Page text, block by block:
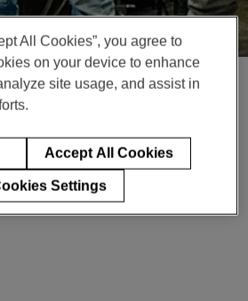
持续进步
All Cookies”, you agree to
on your device to enhance
site usage, and assist in
Accept All Cookies
Settings